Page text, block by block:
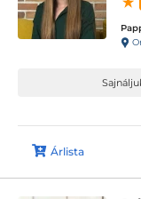
Árlista